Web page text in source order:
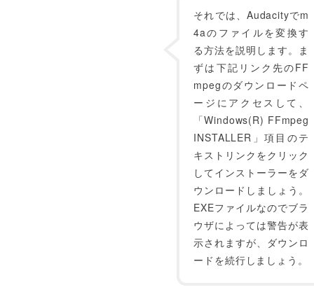
それでは、Audacityでm
4aのファイルを変換す
る方法を説明します。ま
ずは下記リンク先のFF
mpegのダウンロードペ
ージにアクセスして、
「Windows(R) FFmpeg
INSTALLER」項目のテ
キストリンクをクリック
してインストーラーをダ
ウンロードしましょう。
EXEファイルなのでブラ
ウザによっては警告が表
示されますが、ダウンロ
ードを続行しましょう。